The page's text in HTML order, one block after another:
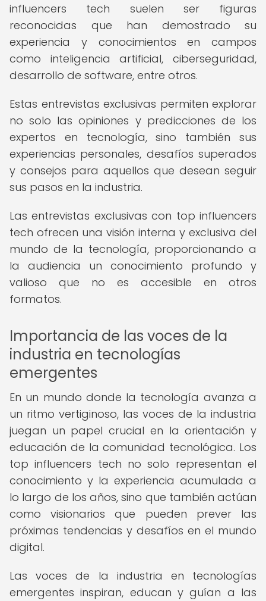
influencers tech suelen ser figuras
reconocidas que han demostrado su
experiencia y conocimientos en campos
como inteligencia artificial, ciberseguridad,
desarrollo de software, entre otros.
Estas entrevistas exclusivas permiten explorar
no solo las opiniones y predicciones de los
expertos en tecnología, sino también sus
experiencias personales, desafíos superados
y consejos para aquellos que desean seguir
sus pasos en la industria.
Las entrevistas exclusivas con top influencers
tech ofrecen una visión interna y exclusiva del
mundo de la tecnología, proporcionando a
la audiencia un conocimiento profundo y
valioso que no es accesible en otros
formatos.
Importancia de las voces de la
industria en tecnologías
emergentes
En un mundo donde la tecnología avanza a
un ritmo vertiginoso, las voces de la industria
juegan un papel crucial en la orientación y
educación de la comunidad tecnológica. Los
top influencers tech no solo representan el
conocimiento y la experiencia acumulada a
lo largo de los años, sino que también actúan
como visionarios que pueden prever las
próximas tendencias y desafíos en el mundo
digital.
Las voces de la industria en tecnologías
emergentes inspiran, educan y guían a las